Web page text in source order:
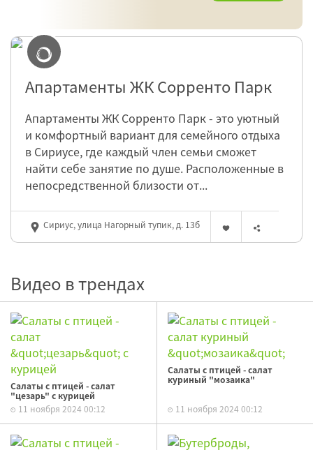
Апартаменты ЖК Сорренто Парк
Апартаменты ЖК Сорренто Парк - это уютный
и комфортный вариант для семейного отдыха
в Сириусе, где каждый член семьи сможет
найти себе занятие по душе. Расположенные в
непосредственной близости от...
Сириус, улица Нагорный тупик, д. 13б
Видео в трендах
Салаты с птицей - салат
"цезарь" с курицей
11 ноября 2024 00:12
Салаты с птицей - салат
куриный "мозаика"
11 ноября 2024 00:12